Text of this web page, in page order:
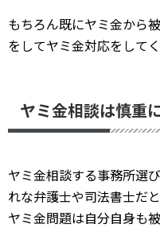
もちろん既にヤミ金から
をしてヤミ金対応をしてく
ヤミ金相談は慎重
ヤミ金相談する事務所選
れな弁護士や司法書士だ
ヤミ金問題は自分自身も